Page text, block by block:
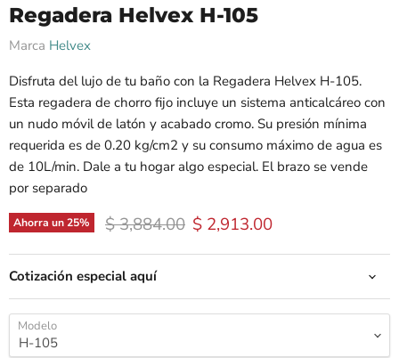
Regadera Helvex H-105
Marca Helvex
Disfruta del lujo de tu baño con la Regadera Helvex H-105.
Esta regadera de chorro fijo incluye un sistema anticalcáreo con
un nudo móvil de latón y acabado cromo. Su presión mínima
requerida es de 0.20 kg/cm2 y su consumo máximo de agua es
de 10L/min. Dale a tu hogar algo especial. El brazo se vende
por separado
Ahorra un25% Precio original
$ 3,884.00 Precio actual
$ 2,913.00
Cotización especial aquí
Modelo